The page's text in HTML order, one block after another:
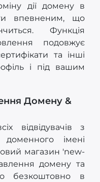
дії домену в
впевненим, що
Функція
подовжує
та інші
і під вашим
Домену &
відвідувачів з
імені
магазин 'new-
домену та
безкоштовно в